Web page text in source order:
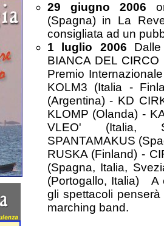
29 giugno 2006
(Spagna) in La
consigliata ad un
1 luglio 2006
BIANCA DEL
Premio
KOLM3 (Italia -
(Argentina) - KD
KLOMP (Olanda) -
VLEO' (Italia,
SPANTAMAKUS
RUSKA (Finland) -
(Spagna, Italia,
(Portogallo, Italia) A
gli spettacoli
marching band.